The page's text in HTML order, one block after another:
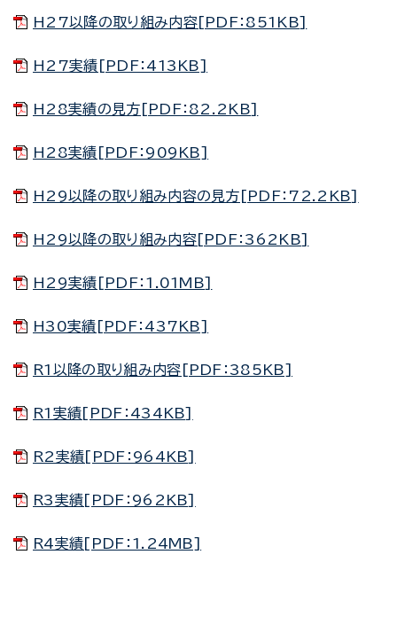
H27以降の取り組み内容[PDF：851KB]
H27実績[PDF：413KB]
H28実績の見方[PDF：82.2KB]
H28実績[PDF：909KB]
H29以降の取り組み内容の見方[PDF：72.2KB]
H29以降の取り組み内容[PDF：362KB]
H29実績[PDF：1.01MB]
H30実績[PDF：437KB]
R1以降の取り組み内容[PDF：385KB]
R1実績[PDF：434KB]
R2実績[PDF：964KB]
R3実績[PDF：962KB]
R4実績[PDF：1.24MB]